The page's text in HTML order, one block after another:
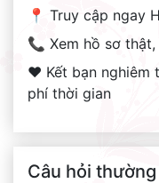
📍 Truy cập ngay
📞 Xem hồ sơ
❤️ Kết bạn nghiêm
phí thời gian
Câu hỏi